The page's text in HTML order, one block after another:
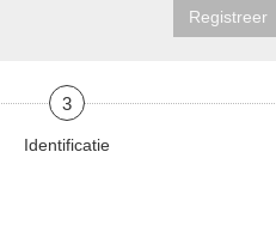
Registreer
3
Identificatie